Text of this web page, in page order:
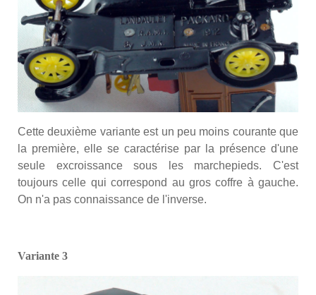
Cette deuxième variante est un peu moins courante que
la première, elle se caractérise par la présence d'une
seule excroissance sous les marchepieds. C'est
toujours celle qui correspond au gros coffre à gauche.
On n'a pas connaissance de l'inverse.
Variante 3